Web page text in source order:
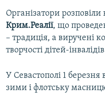
Організатори
Крим.Реалії, що
– традиція, а виручені
творчості дітей-
У Севастополі 1 березня
зими і флотську